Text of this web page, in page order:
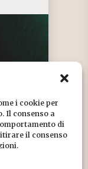
i cookie per
Il consenso a
di
il consenso